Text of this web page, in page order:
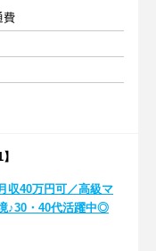
費
収40万円可／高級マ
♪30・40代活躍中◎